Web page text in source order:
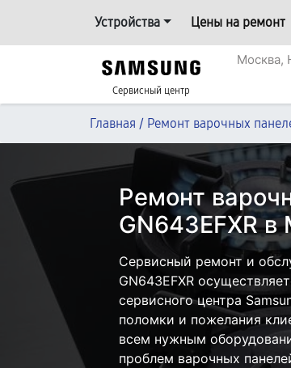
Устройства Цены на ремонт
Сервисный центр
Москва,
Главная / Ремонт варочных
Ремонт
GN643EFXR в
Сервисный ремонт и
GN643EFXR
сервисного центра
поломки и пожелания
всем нужным
проблем варочных